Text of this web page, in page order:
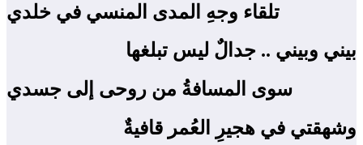
تلقاء وجهِ المدى المنسي في خلدي
بيني وبيني .. جدالٌ ليس تبلغها
سوى المسافةُ من روحى إلى جسدي
وشهقتي في هجيرِ العُمر قافيةٌ